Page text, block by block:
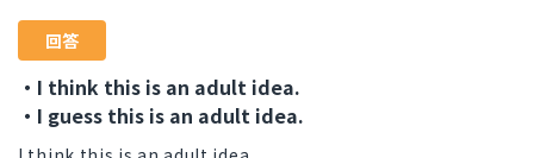
回答
・I think this is an adult idea.
・I guess this is an adult idea.